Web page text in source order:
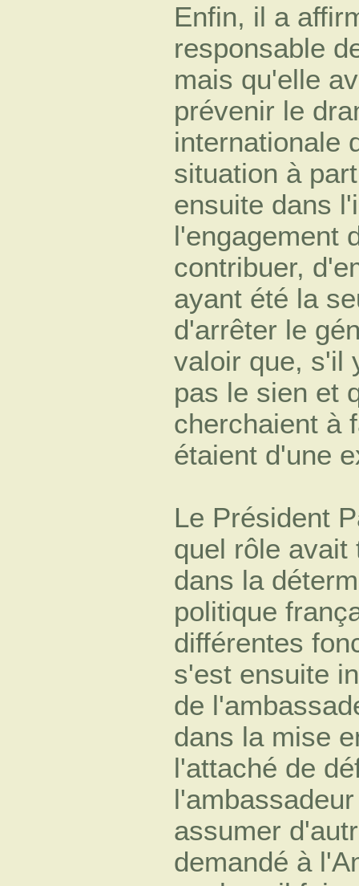
Enfin, il a
responsable
mais qu'elle
prévenir le
internationale
situation à
ensuite dans
l'engagement
contribuer,
ayant été la
d'arrêter le
valoir que, s'il
pas le sien et
cherchaient à
étaient d'une
Le Président
quel rôle avait
dans la
politique
différentes
s'est ensuite
de
dans la mise
l'attaché de
assumer
demandé à